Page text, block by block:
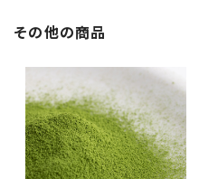
その他の商品